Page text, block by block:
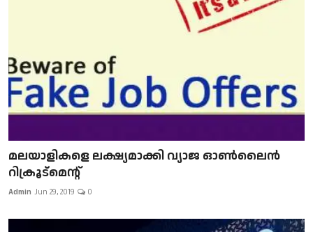
മലയാളികളെ ലക്ഷ്യമാക്കി വ്യാജ ഓൺലൈൻ
റിക്രൂട്മെന്റ്
Admin Jun 29, 2019 0